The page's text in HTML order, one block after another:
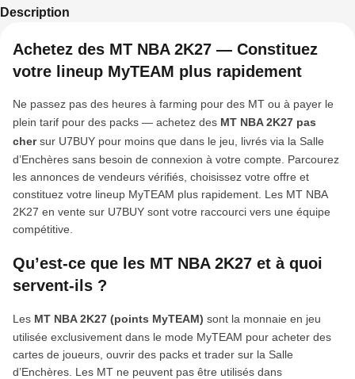
Description
Achetez des MT NBA 2K27 — Constituez
votre lineup MyTEAM plus rapidement
Ne passez pas des heures à farming pour des MT ou à payer le
plein tarif pour des packs — achetez des MT NBA 2K27 pas
chersur U7BUY pour moins que dans le jeu, livrés via la Salle
d’Enchères sans besoin de connexion à votre compte. Parcourez
les annonces de vendeurs vérifiés, choisissez votre offre et
constituez votre lineup MyTEAM plus rapidement. Les MT NBA
2K27 en vente sur U7BUY sont votre raccourci vers une équipe
compétitive.
Qu’est-ce que les MT NBA 2K27 et à quoi
servent-ils ?
Les MT NBA 2K27 (points MyTEAM) sont la monnaie en jeu
utilisée exclusivement dans le mode MyTEAM pour acheter des
cartes de joueurs, ouvrir des packs et trader sur la Salle
d’Enchères. Les MT ne peuvent pas être utilisés dans